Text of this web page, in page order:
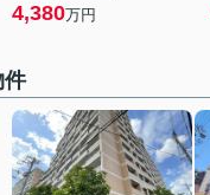
4,380万円
件